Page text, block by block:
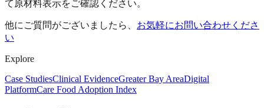
て原材料表示をご確認ください。
他にご質問がございましたら、 お気軽にお問い合わせくださ
い
Explore
Case StudiesClinical EvidenceGreater Bay AreaDigital
PlatformCare Food Adoption Index